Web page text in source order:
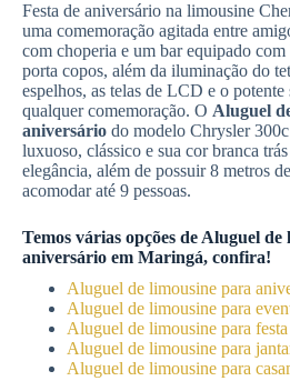
Festa de aniversário na limousine
uma comemoração agitada entre
com choperia e um bar equipado com
porta copos, além da iluminação do
espelhos, as telas de LCD e o potente
qualquer comemoração. O Aluguel
aniversário do modelo Chrysler
luxuoso, clássico e sua cor branca
elegância, além de possuir 8 metros
acomodar até 9 pessoas.
Temos várias opções de Aluguel de
aniversário em Maringá, confira!
Aluguel de limousine para
Aluguel de limousine para
Aluguel de limousine para
Aluguel de limousine para
Aluguel de limousine para